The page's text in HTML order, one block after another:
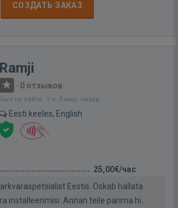
СОЗДАТЬ ЗАКАЗ
Ramji
· 0 отзывов
Был на сайте: 1 ч. 3 мин. назад
Eesti keeles, English
25,00€/час
Eestis. Oskab hallata
installeerimisi. Annan teile parima hi...